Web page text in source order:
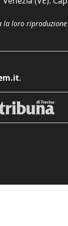
loro
.